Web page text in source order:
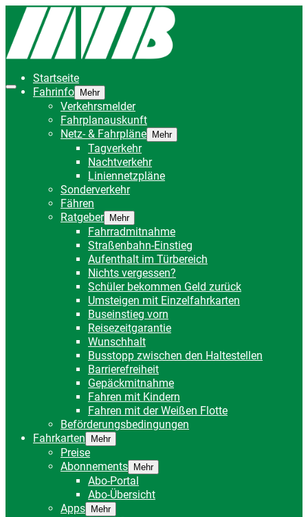
Startseite
Fahrinfo
Mehr
Verkehrsmelder
Fahrplanauskunft
Netz- & Fahrpläne
Mehr
Tagverkehr
Nachtverkehr
Liniennetzpläne
Sonderverkehr
Fähren
Ratgeber
Mehr
Fahrradmitnahme
Straßenbahn-Einstieg
Aufenthalt im Türbereich
Nichts vergessen?
Schüler bekommen Geld zurück
Umsteigen mit Einzelfahrkarten
Buseinstieg vorn
Reisezeitgarantie
Wunschhalt
Busstopp zwischen den Haltestellen
Barrierefreiheit
Gepäckmitnahme
Fahren mit Kindern
Fahren mit der Weißen Flotte
Beförderungsbedingungen
Fahrkarten
Mehr
Preise
Abonnements
Mehr
Abo-Portal
Abo-Übersicht
Apps
Mehr